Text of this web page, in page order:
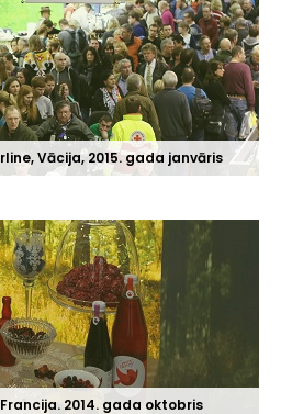
Vācija, 2015. gada janvāris
Francija. 2014. gada oktobris